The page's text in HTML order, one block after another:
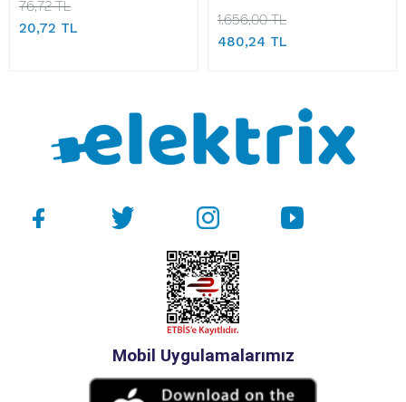
76,72 TL
20,72 TL
1.656,00 TL
480,24 TL
Mobil Uygulamalarımız